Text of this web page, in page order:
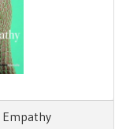
Empathy